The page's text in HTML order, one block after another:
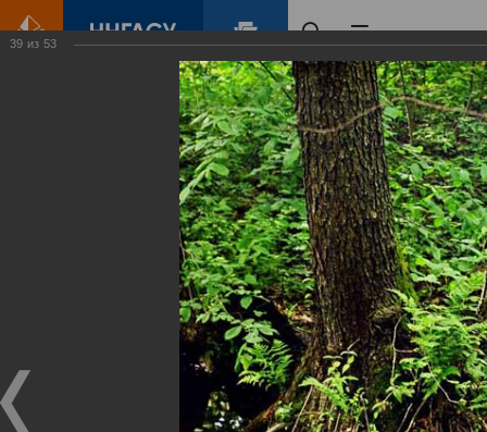
Зеленый Город
Виртуальные
выставки
(фотоальбомы)
39 из 53